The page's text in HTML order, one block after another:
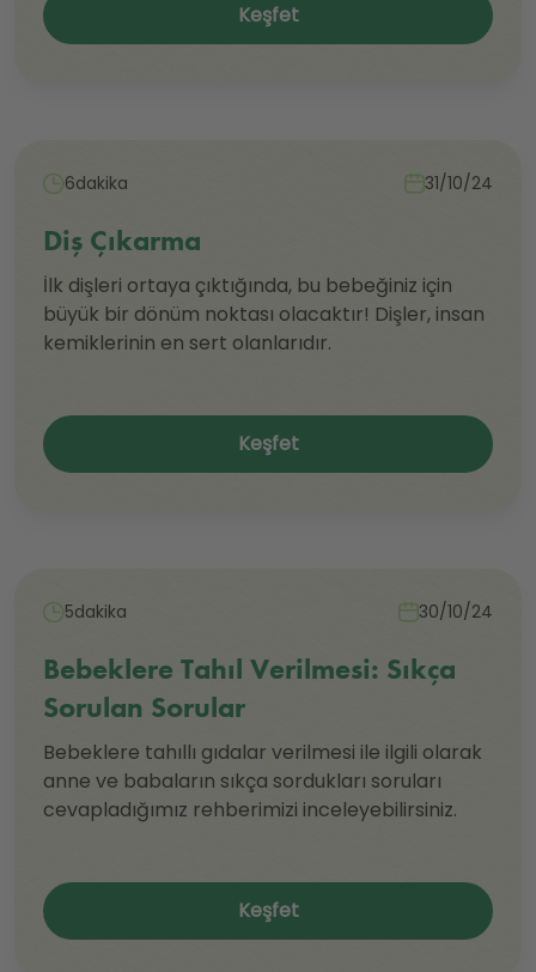
Keşfet
6dakika 31/10/24
Diş Çıkarma
İlk dişleri ortaya çıktığında, bu bebeğiniz için
büyük bir dönüm noktası olacaktır! Dişler, insan
kemiklerinin en sert olanlarıdır.
Keşfet
5dakika 30/10/24
Bebeklere Tahıl Verilmesi: Sıkça
Sorulan Sorular
Bebeklere tahıllı gıdalar verilmesi ile ilgili olarak
anne ve babaların sıkça sordukları soruları
cevapladığımız rehberimizi inceleyebilirsiniz.
Keşfet